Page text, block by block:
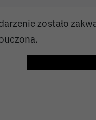
zostało